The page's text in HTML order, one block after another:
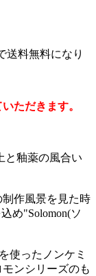
送料無料になり
ただきます。
と釉薬の風合い
作風景を見た時
め"Solomon(ソ
使ったノンケミ
ンシリーズのも